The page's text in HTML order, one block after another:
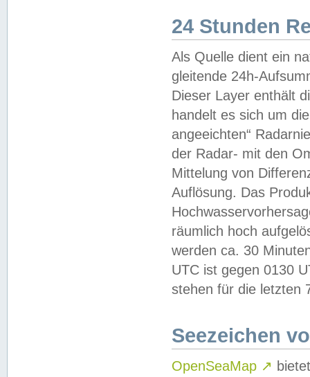
24 Stunden
Als Quelle dient ein
gleitende 24h-
Dieser Layer enthält
handelt es sich um
angeeichten“
der Radar- mit den
Mittelung von
Auflösung. Das
räumlich hoch
werden ca. 30
UTC ist gegen 0130
stehen für die letzten
Seezeichen
OpenSeaMap ↗